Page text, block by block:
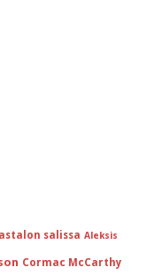
salissa Aleksis
Cormac McCarthy